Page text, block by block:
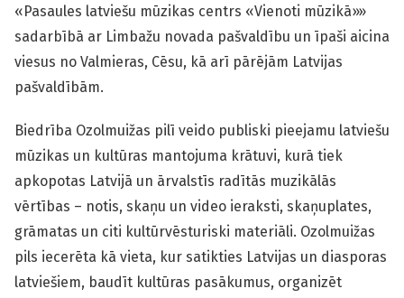
«Pasaules latviešu mūzikas centrs «Vienoti mūzikā»»
sadarbībā ar Limbažu novada pašvaldību un īpaši aicina
viesus no Valmieras, Cēsu, kā arī pārējām Latvijas
pašvaldībām.
Biedrība Ozolmuižas pilī veido publiski pieejamu latviešu
mūzikas un kultūras mantojuma krātuvi, kurā tiek
apkopotas Latvijā un ārvalstīs radītās muzikālās
vērtības – notis, skaņu un video ieraksti, skaņuplates,
grāmatas un citi kultūrvēsturiski materiāli. Ozolmuižas
pils iecerēta kā vieta, kur satikties Latvijas un diasporas
latviešiem, baudīt kultūras pasākumus, organizēt